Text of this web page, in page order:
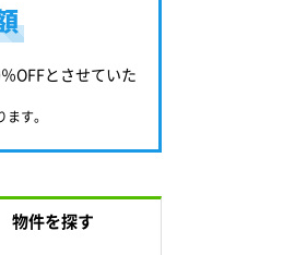
OFFとさせていた
す。
物件を探す